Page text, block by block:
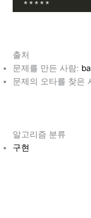
*****
출처
문제를 만든 사람:
문제의 오타를 찾은
알고리즘 분류
구현